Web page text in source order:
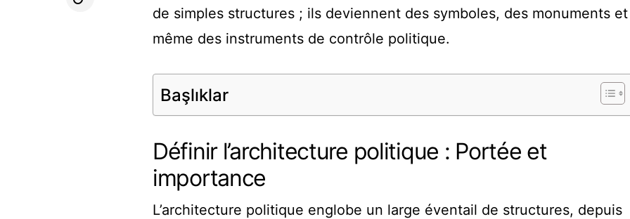
de simples structures ; ils deviennent des symboles, des monuments et
même des instruments de contrôle politique.
Başlıklar
Définir l’architecture politique : Portée et
importance
L’architecture politique englobe un large éventail de structures, depuis